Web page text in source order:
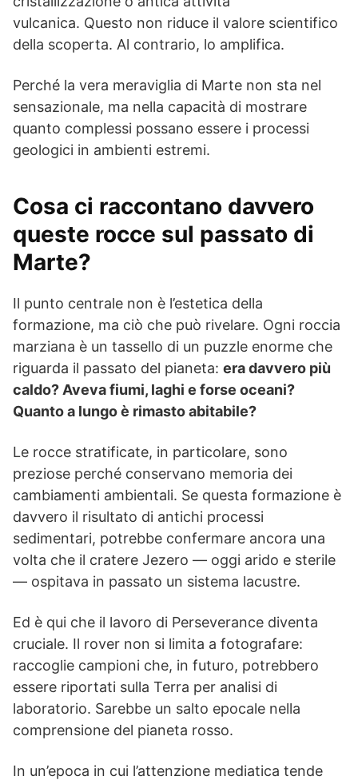
vulcanica. Questo non riduce il valore scientifico
della scoperta. Al contrario, lo amplifica.
Perché la vera meraviglia di Marte non sta nel
sensazionale, ma nella capacità di mostrare
quanto complessi possano essere i processi
geologici in ambienti estremi.
Cosa ci raccontano davvero
queste rocce sul passato di
Marte?
Il punto centrale non è l’estetica della
formazione, ma ciò che può rivelare. Ogni roccia
marziana è un tassello di un puzzle enorme che
riguarda il passato del pianeta: era davvero più
caldo? Aveva fiumi, laghi e forse oceani?
Quanto a lungo è rimasto abitabile?
Le rocce stratificate, in particolare, sono
preziose perché conservano memoria dei
cambiamenti ambientali. Se questa formazione è
davvero il risultato di antichi processi
sedimentari, potrebbe confermare ancora una
volta che il cratere Jezero — oggi arido e sterile
— ospitava in passato un sistema lacustre.
Ed è qui che il lavoro di Perseverance diventa
cruciale. Il rover non si limita a fotografare:
raccoglie campioni che, in futuro, potrebbero
essere riportati sulla Terra per analisi di
laboratorio. Sarebbe un salto epocale nella
comprensione del pianeta rosso.
In un’epoca in cui l’attenzione mediatica tende